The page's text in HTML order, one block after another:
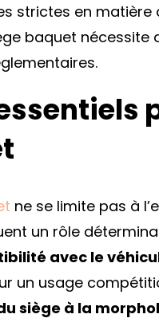
strictes en matière
baquet nécessite
ne se limite pas à
un rôle
avec le
un usage
siège à la